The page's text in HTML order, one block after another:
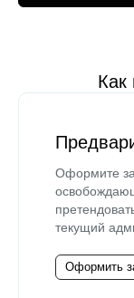
Как
Оформите
текущий
Оформить